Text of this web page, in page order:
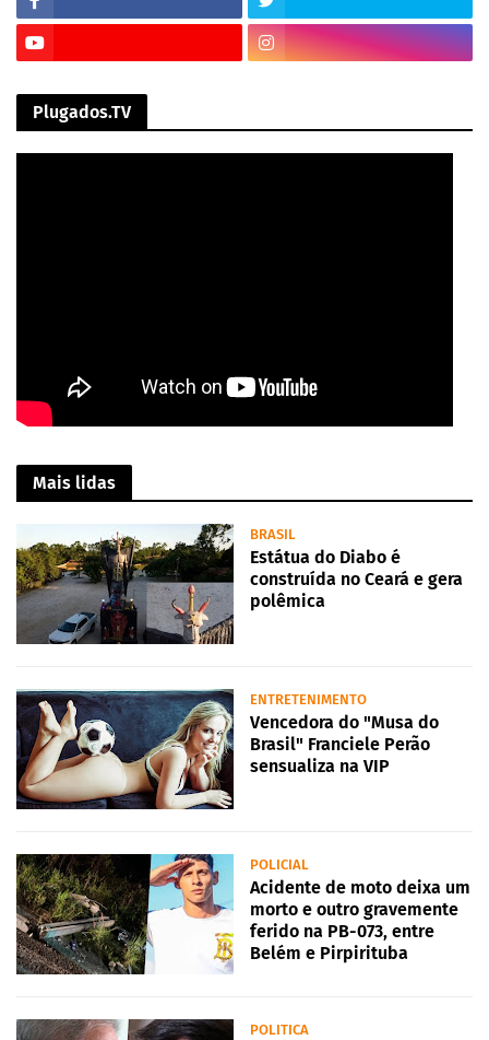
Plugados.TV
Mais lidas
BRASIL
Estátua do Diabo é
construída no Ceará e gera
polêmica
ENTRETENIMENTO
Vencedora do "Musa do
Brasil" Franciele Perão
sensualiza na VIP
POLICIAL
Acidente de moto deixa um
morto e outro gravemente
ferido na PB-073, entre
Belém e Pirpirituba
POLITICA